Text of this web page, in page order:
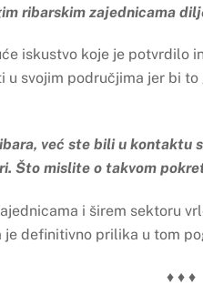
ribarskim zajednicama
iskustvo koje je potvrdilo
svojim područjima jer bi
već ste bili u kontaktu
Što mislite o takvom
i širem sektoru
definitivno prilika u tom
♦ ♦ ♦